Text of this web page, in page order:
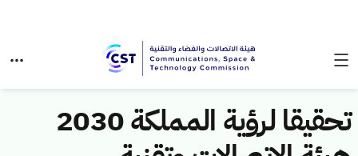
تحقيقا لرؤية المملكة 2030